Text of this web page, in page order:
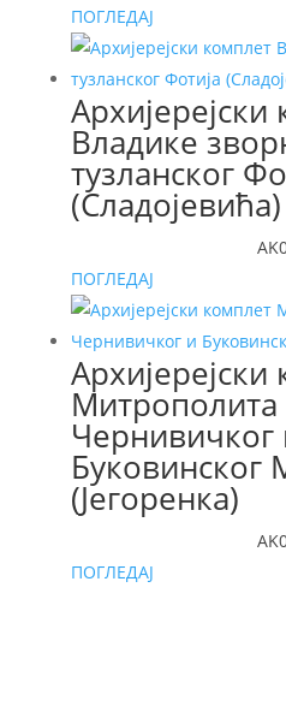
ПОГЛЕДАЈ
Владике
тузланског
(Сладојевића)
ПОГЛЕДАЈ
Митрополита
Чернивичког
Буковинског
(Јегоренка)
ПОГЛЕДАЈ